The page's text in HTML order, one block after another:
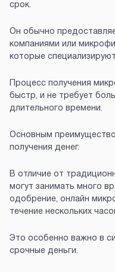
срок.
Он обычно
компаниями или
которые
Процесс получения
быстр, и не требует
длительного времени.
Основным
получения денег.
В отличие от
могут занимать много
одобрение, онлайн
течение нескольких
Это особенно важно в
срочные деньги.